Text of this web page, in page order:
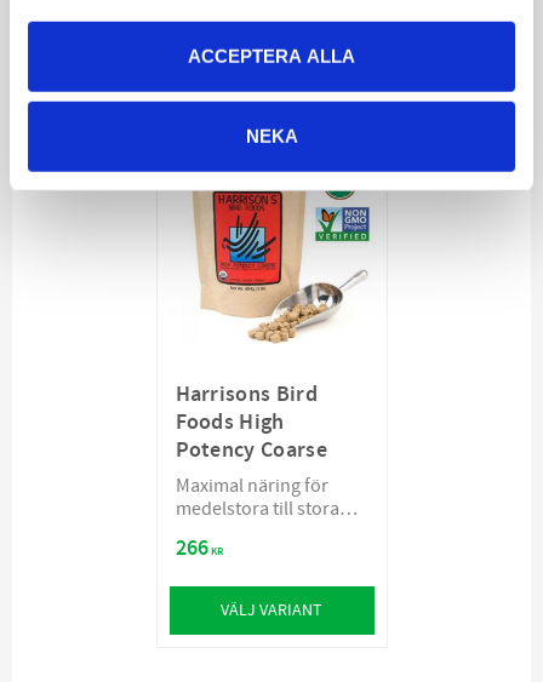
ACCEPTERA ALLA
NEKA
269KR 276KR
Harrisons Bird
Foods High
Potency Coarse
Maximal näring för
medelstora till stora
266KR
VÄLJ VARIANT